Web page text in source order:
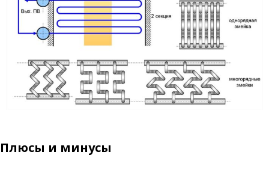
Плюсы и минусы